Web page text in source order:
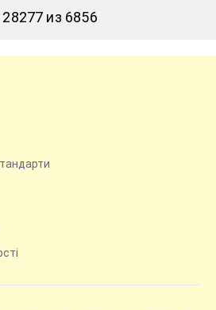
из 6856